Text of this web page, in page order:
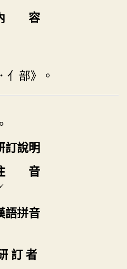
容
．亻部》。
。
訂說明
音
語拼音
訂 者